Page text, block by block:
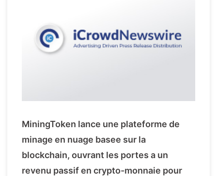
MiningToken lance une plateforme de
minage en nuage basee sur la
blockchain, ouvrant les portes a un
revenu passif en crypto-monnaie pour